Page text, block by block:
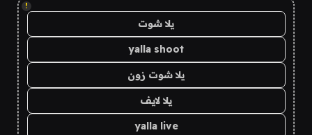
!
يلا شوت
yalla shoot
يلا شوت زون
يلا لايف
yalla live